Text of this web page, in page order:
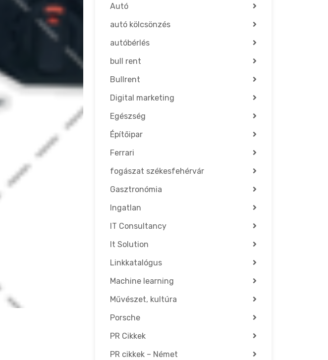
Autó
autó kölcsönzés
autóbérlés
bull rent
Bullrent
Digital marketing
Egészség
Építőipar
Ferrari
fogászat székesfehérvár
Gasztronómia
Ingatlan
IT Consultancy
It Solution
Linkkatalógus
Machine learning
Művészet, kultúra
Porsche
PR Cikkek
PR cikkek – Német